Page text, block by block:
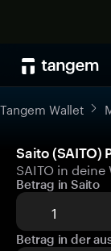
Tangem Wallet
Saito (SAITO)
SAITO in
Betrag in Saito
Betrag in der